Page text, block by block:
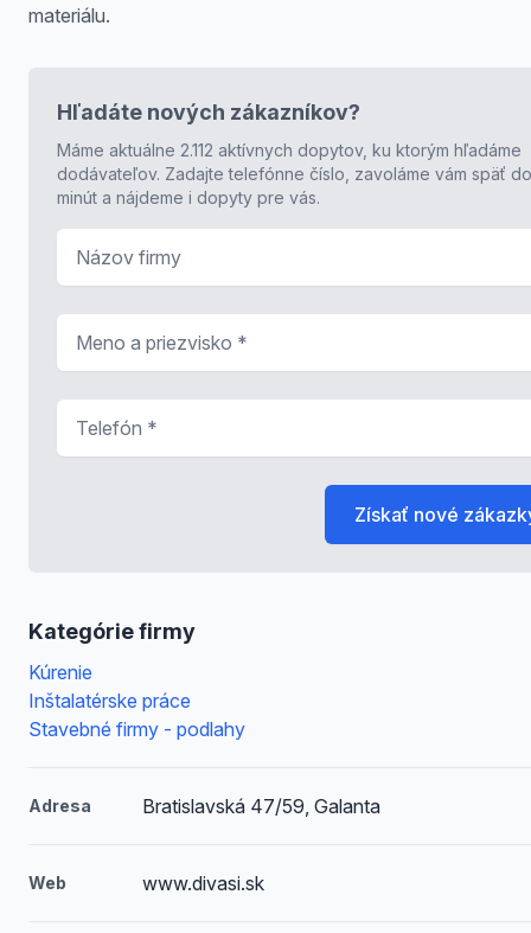
materiálu.
Kategórie firmy
Kúrenie
Inštalatérske práce
Stavebné firmy - podlahy
Adresa Bratislavská 47/59, Galanta
Web www.divasi.sk
Hľadáte nových zákazníkov?
Máme aktuálne 2.112 aktívnych dopytov, ku ktorým hľadáme
dodávateľov. Zadajte telefónne číslo, zavoláme vám späť
minút a nájdeme i dopyty pre vás.
Získať nové